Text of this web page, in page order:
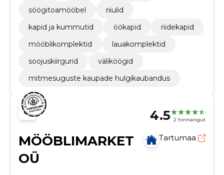
söögitoamööbel
riiulid
kapid ja kummutid
öökapid
riidekapid
mööblikomplektid
lauakomplektid
soojuskiirgurid
väliköögid
mitmesuguste kaupade hulgikaubandus
4.5 2 hinnangut
MÖÖBLIMARKET
OÜ
Tartumaa